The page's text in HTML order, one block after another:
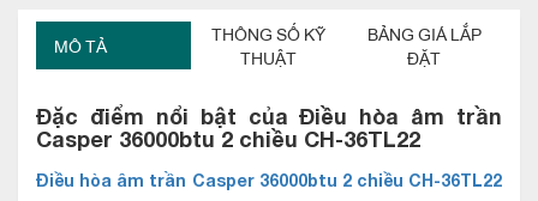
MÔ TẢ
THÔNG SỐ KỸ
THUẬT
BẢNG GIÁ LẮP
ĐẶT
Đặc điểm nổi bật của Điều hòa âm trần
Casper 36000btu 2 chiều CH-36TL22
Điều hòa âm trần Casper 36000btu 2 chiều CH-36TL22